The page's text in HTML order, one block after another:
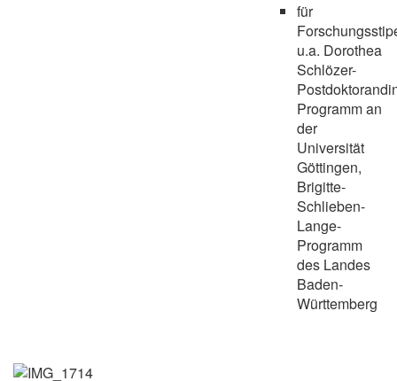
für
u.a. Dorothea
Schlözer-
Programm an
der
Universität
Göttingen,
Brigitte-
Schlieben-
Lange-
Programm
des Landes
Baden-
Württemberg